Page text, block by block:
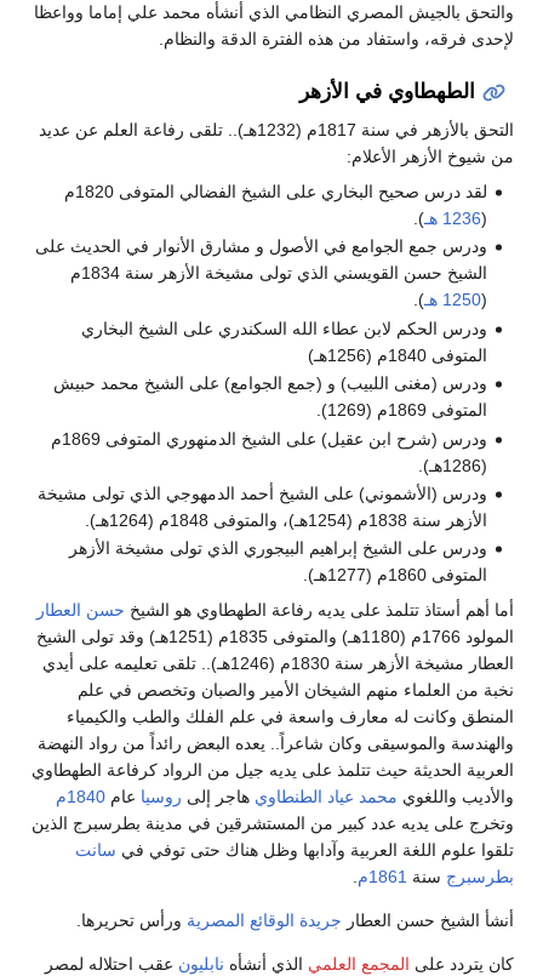
والتحق بالجيش المصري النظامي الذي أنشأه محمد علي إماما وواعظا
لإحدى فرقه، واستفاد من هذه الفترة الدقة والنظام.
الطهطاوي في الأزهر
التحق بالأزهر في سنة 1817م (1232هـ).. تلقى رفاعة العلم عن عديد
من شيوخ الأزهر الأعلام:
لقد درس صحيح البخاري على الشيخ الفضالي المتوفى 1820م
(1236 هـ
).
ودرس جمع الجوامع في الأصول و مشارق الأنوار في الحديث على
الشيخ حسن القويسني الذي تولى مشيخة الأزهر سنة 1834م
(1250 هـ
).
ودرس الحكم لابن عطاء الله السكندري على الشيخ البخاري
المتوفى 1840م (1256هـ)
ودرس (مغنى اللبيب) و (جمع الجوامع) على الشيخ محمد حبيش
المتوفى 1869م (1269).
ودرس (شرح ابن عقيل) على الشيخ الدمنهوري المتوفى 1869م
(1286هـ).
ودرس (الأشموني) على الشيخ أحمد الدمهوجي الذي تولى مشيخة
الأزهر سنة 1838م (1254هـ)، والمتوفى 1848م (1264هـ).
ودرس على الشيخ إبراهيم البيجوري الذي تولى مشيخة الأزهر
المتوفى 1860م (1277هـ).
أما أهم أستاذ تتلمذ على يديه رفاعة الطهطاوي هو الشيخ حسن العطار
المولود 1766م (1180هـ) والمتوفى 1835م (1251هـ) وقد تولى الشيخ
العطار مشيخة الأزهر سنة 1830م (1246هـ).. تلقى تعليمه على أيدي
نخبة من العلماء منهم الشيخان الأمير والصبان وتخصص في علم
المنطق وكانت له معارف واسعة في علم الفلك والطب والكيمياء
والهندسة والموسيقى وكان شاعراً.. يعده البعض رائداً من رواد النهضة
العربية الحديثة حيث تتلمذ على يديه جيل من الرواد كرفاعة الطهطاوي
والأديب واللغوي محمد عياد الطنطاوي هاجر إلى روسيا عام 1840م
وتخرج على يديه عدد كبير من المستشرقين في مدينة بطرسبرج الذين
تلقوا علوم اللغة العربية وآدابها وظل هناك حتى توفي في سانت
بطرسبرج سنة 1861م .
أنشأ الشيخ حسن العطار جريدة الوقائع المصرية ورأس تحريرها.
كان يتردد على المجمع العلمي الذي أنشأه نابليون عقب احتلاله لمصر